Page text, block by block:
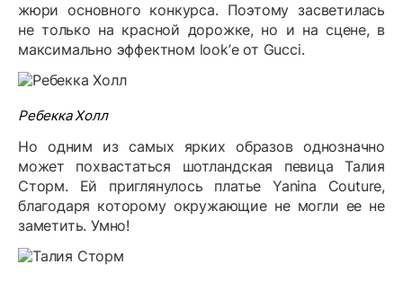
жюри основного конкурса. Поэтому засветилась
не только на красной дорожке, но и на сцене, в
максимально эффектном look’е от Gucci.
Ребекка Холл
Но одним из самых ярких образов однозначно
может похвастаться шотландская певица Талия
Сторм. Ей приглянулось платье Yanina Couture,
благодаря которому окружающие не могли ее не
заметить. Умно!